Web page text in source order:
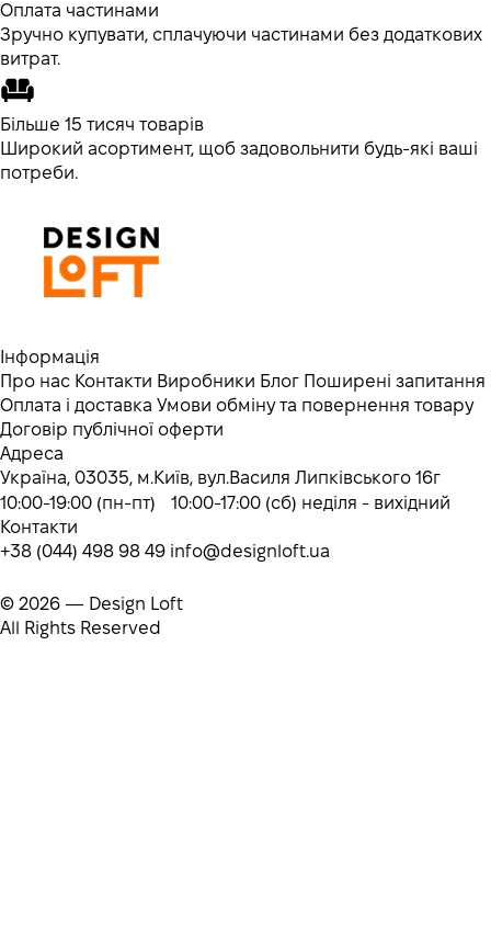
Оплата частинами
Зручно купувати, сплачуючи частинами без додаткових
витрат.
Більше 15 тисяч товарів
Широкий асортимент, щоб задовольнити будь-які ваші
потреби.
Інформація
Про нас Контакти Виробники Блог Поширені запитання
Оплата і доставка Умови обміну та повернення товару
Договір публічної оферти
Адреса
Україна, 03035, м.Київ, вул.Василя Липківського 16г
10:00-19:00 (пн-пт) 10:00-17:00 (сб) неділя - вихідний
Контакти
+38 (044) 498 98 49 info@designloft.ua
© 2026 — Design Loft
All Rights Reserved